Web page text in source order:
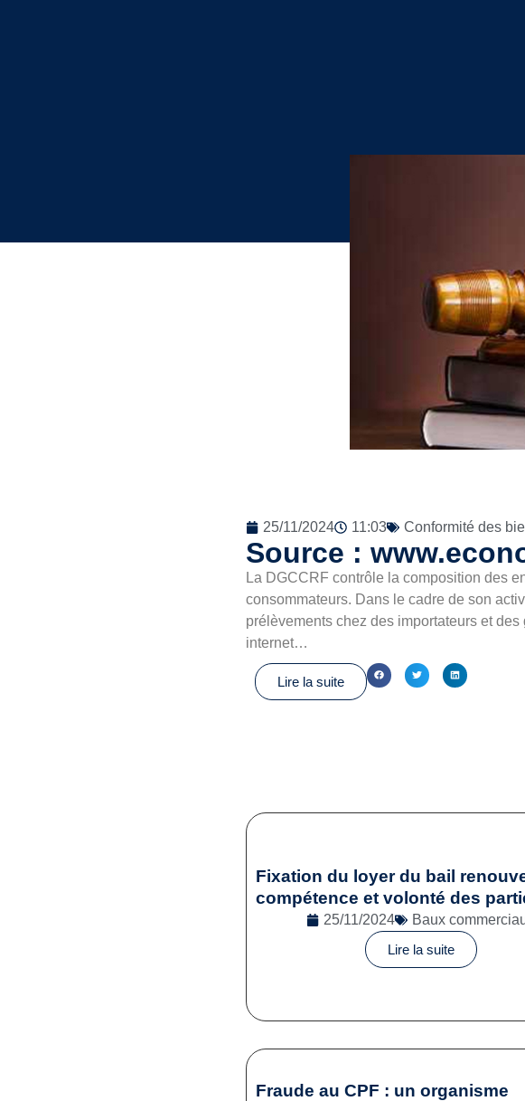
25/11/2024 11:03 Conformité des
Source :
La DGCCRF contrôle la composition des
consommateurs. Dans le cadre de son
prélèvements chez des importateurs et
internet…
Lire la suite
Fixation du loyer du bail
compétence et volonté des
25/11/2024
Baux
Lire la suite
Fraude au CPF : un organisme